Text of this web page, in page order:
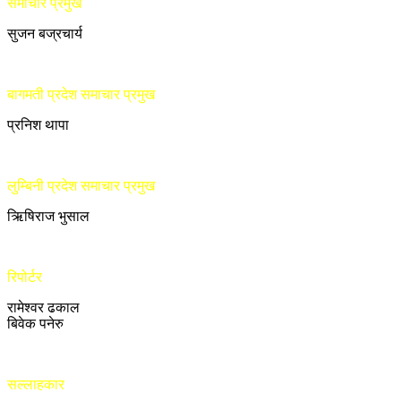
समाचार प्रमुख
सुजन बज्रचार्य
बागमती प्रदेश समाचार प्रमुख
प्रनिश थापा
लुम्बिनी प्रदेश समाचार प्रमुख
ऋिषिराज भुसाल
रिपोर्टर
रामेश्वर ढकाल
बिवेक पनेरु
सल्लाहकार